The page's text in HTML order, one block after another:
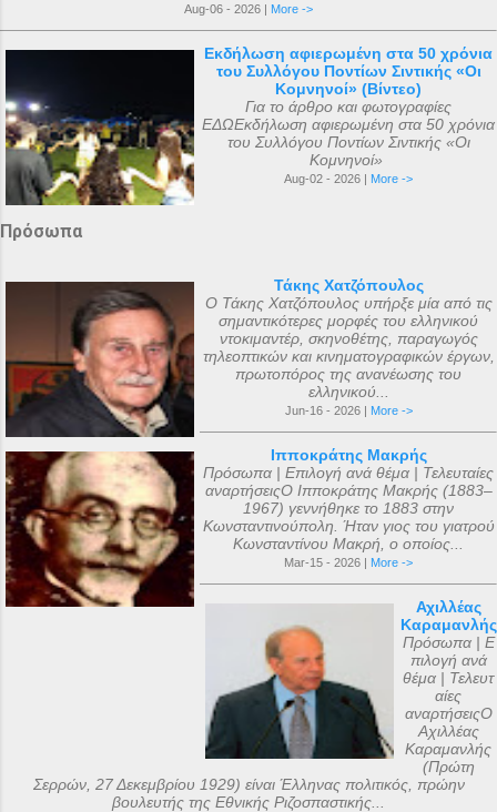
Aug-06 - 2026 | More ->
Εκδήλωση αφιερωμένη στα 50 χρόνια
του Συλλόγου Ποντίων Σιντικής «Οι
Κομνηνοί» (Βίντεο)
Για το άρθρο και φωτογραφίες
ΕΔΩΕκδήλωση αφιερωμένη στα 50 χρόνια
του Συλλόγου Ποντίων Σιντικής «Οι
Κομνηνοί»
Aug-02 - 2026 | More ->
Πρόσωπα
Τάκης Χατζόπουλος
Ο Τάκης Χατζόπουλος υπήρξε μία από τις
σημαντικότερες μορφές του ελληνικού
ντοκιμαντέρ, σκηνοθέτης, παραγωγός
τηλεοπτικών και κινηματογραφικών έργων,
πρωτοπόρος της ανανέωσης του
ελληνικού...
Jun-16 - 2026 | More ->
Ιπποκράτης Μακρής
Πρόσωπα | Επιλογή ανά θέμα | Τελευταίες
αναρτήσειςΟ Ιπποκράτης Μακρής (1883–
1967) γεννήθηκε το 1883 στην
Κωνσταντινούπολη. Ήταν γιος του γιατρού
Κωνσταντίνου Μακρή, ο οποίος...
Mar-15 - 2026 | More ->
Αχιλλέας
Καραμανλής
Πρόσωπα | Ε
πιλογή ανά
θέμα | Τελευτ
αίες
αναρτήσειςΟ
Αχιλλέας
Καραμανλής
(Πρώτη
Σερρών, 27 Δεκεμβρίου 1929) είναι Έλληνας πολιτικός, πρώην
βουλευτής της Εθνικής Ριζοσπαστικής...